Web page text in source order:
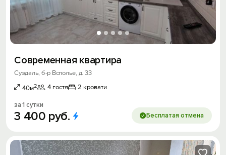
Современная квартира
Суздаль, б-р Всполье, д. 33
40м2 4 гостя 2 кровати
за 1 сутки
3 400 руб. Бесплатая отмена